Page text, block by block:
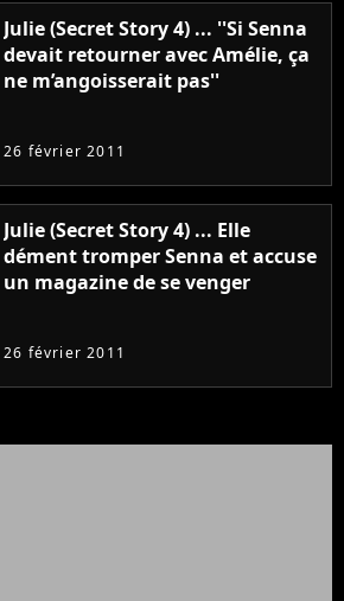
Julie (Secret Story 4) ... ''Si Senna
devait retourner avec Amélie, ça
ne m’angoisserait pas''
26 février 2011
Julie (Secret Story 4) ... Elle
dément tromper Senna et accuse
un magazine de se venger
26 février 2011